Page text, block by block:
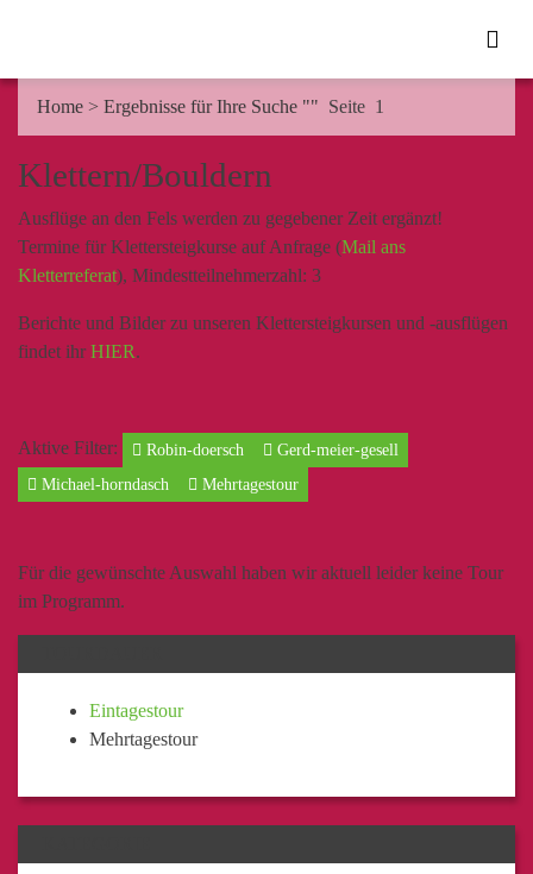
Home > Ergebnisse für Ihre Suche "" Seite 1
Klettern/Bouldern
Ausflüge an den Fels werden zu gegebener Zeit ergänzt!
Termine für Klettersteigkurse auf Anfrage (Mail ans
Kletterreferat), Mindestteilnehmerzahl: 3
Berichte und Bilder zu unseren Klettersteigkursen und -ausflügen
findet ihr HIER.
Aktive Filter: Robin-doersch
Gerd-meier-gesell
Michael-horndasch
Mehrtagestour
Für die gewünschte Auswahl haben wir aktuell leider keine Tour
im Programm.
Eintagestour
Mehrtagestour